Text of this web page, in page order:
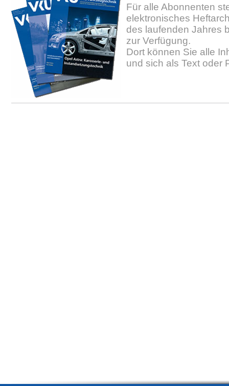
Für alle Abonnenten
elektronisches
des laufenden Jahres
zur Verfügung.
Dort können Sie alle
und sich als Text oder